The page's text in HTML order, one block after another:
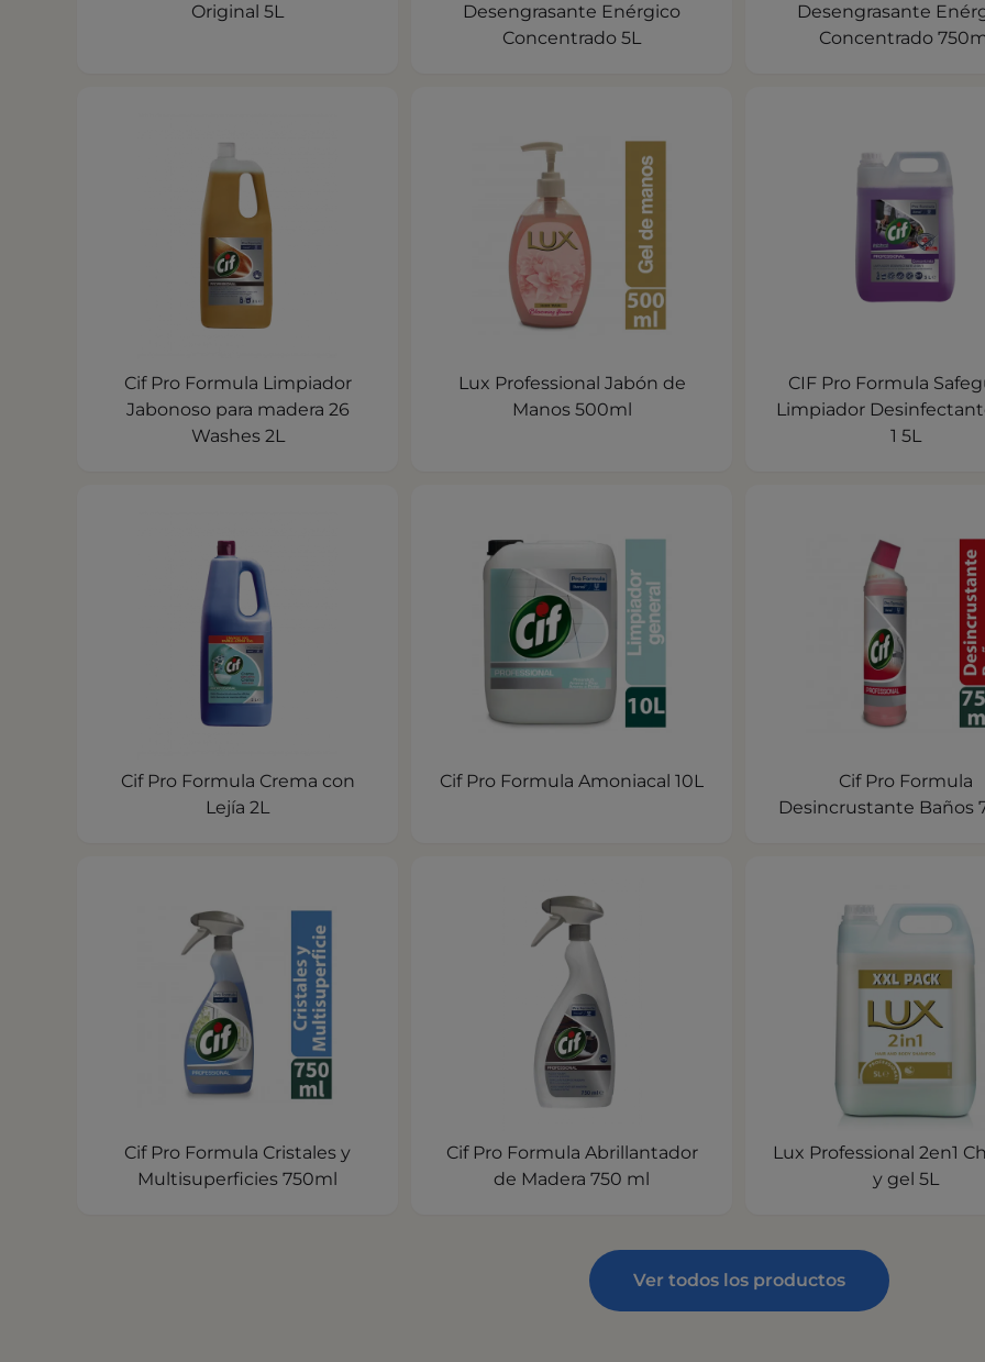
Original 5L
Desengrasante Enérgico
Concentrado 5L
Desengrasante
Concentrado
Cif Pro Formula Limpiador
Jabonoso para madera 26
Washes 2L
Lux Professional Jabón de
Manos 500ml
CIF Pro Formula
Limpiador
1 5L
Cif Pro Formula Crema con
Lejía 2L
Cif Pro Formula Amoniacal 10L
Cif Pro Formula
Desincrustante Baños
Cif Pro Formula Cristales y
Multisuperficies 750ml
Cif Pro Formula Abrillantador
de Madera 750 ml
Lux Professional 2en1
y gel 5L
Ver todos los productos